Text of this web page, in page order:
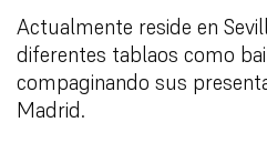
Actualmente reside en
diferentes tablaos como
compaginando sus
Madrid.